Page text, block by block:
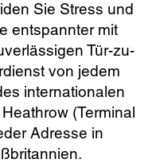
Sie Stress und
entspannter mit
Tür-zu-
von jedem
internationalen
(Terminal
Adresse in